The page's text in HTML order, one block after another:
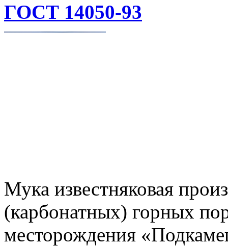
ГОСТ 14050-93
Мука известняковая
(карбонатных) горных
месторождения